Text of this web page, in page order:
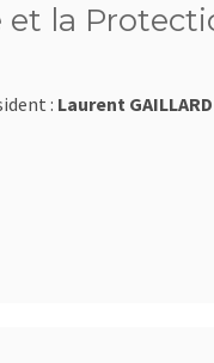
et la
: Laurent GAILLARD